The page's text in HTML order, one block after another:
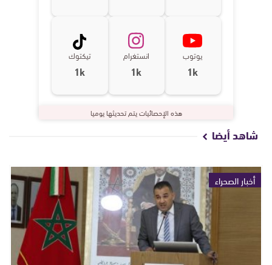
يوتوب
1k
انستغرام
1k
تيكتوك
1k
هذه الإحصائيات يتم تحديثها يوميا
شاهد أيضا
أخبار الصحراء